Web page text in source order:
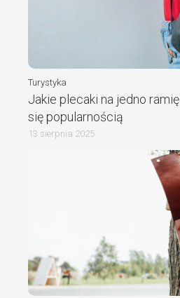
Turystyka
Jakie plecaki na jedno
się popularnością
13 sierpnia 2025